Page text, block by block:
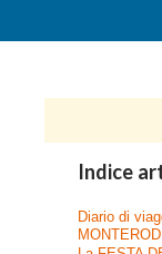
Indice
Diario di